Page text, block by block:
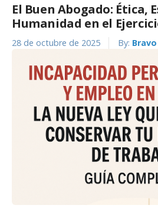
El Buen Abogado: Ética,
Humanidad en el
28 de octubre de 2025 By: